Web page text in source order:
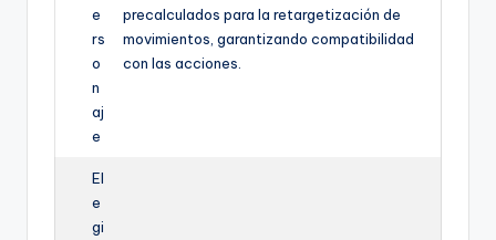
e
rs
o
n
aj
e
precalculados para la retargetización de
movimientos, garantizando compatibilidad
con las acciones.
El
e
gi